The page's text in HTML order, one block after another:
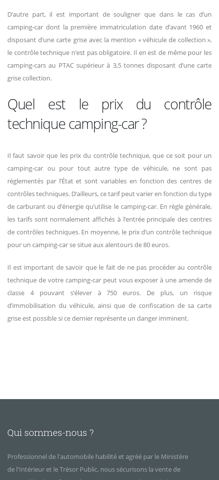
D’autre part, il est important de souligner que dans le cas d’un
camping-car dont la première immatriculation date d’avant 1960 et
disposant d’une carte grise avec la mention « véhicule de collection »,
le contrôle technique n’est pas obligatoire. Il en est de même pour les
camping-cars au PTAC supérieur à 3,5 tonnes disposant d’une carte
grise collection.
Quel est le prix du contrôle
technique camping-car ?
Il faut savoir que les prix du contrôle technique, que ce soit pour un
camping-car ou pour tout autre type de véhicule, ne sont pas
règlementés par l’État et sont variables en fonction des centres de
contrôles techniques. D’ailleurs, ce tarif peut varier en fonction du type
de carburant ou d’énergie qu’utilise le camping-car. En règle générale,
les tarifs sont normalement affichés à l’entrée principale des centres
de contrôles techniques. En moyenne, le prix d’un contrôle technique
pour un camping-car se situe aux alentours de 80 euros.
Il est important de savoir que le fait de ne pas procéder au contrôle
technique de votre camping-car peut vous exposer à une amende de
classe 4 pouvant s’élever à 750 euros. De plus, un risque
d’immobilisation du véhicule, ainsi que de confiscation de sa carte
grise est possible si ce dernier représente un danger imminent.
Qui sommes-nous ?
Professionnel de l'automobile habilité et agréé par le Ministère
de l'Intérieur et le Trésor Public, nous sécurisons la vente de